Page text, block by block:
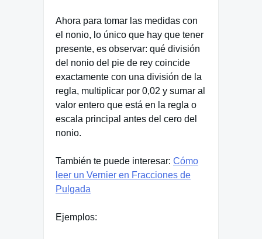
Ahora para tomar las medidas con
el nonio, lo único que hay que tener
presente, es observar: qué división
del nonio del pie de rey coincide
exactamente con una división de la
regla, multiplicar por 0,02 y sumar al
valor entero que está en la regla o
escala principal antes del cero del
nonio.
También te puede interesar: Cómo
leer un Vernier en Fracciones de
Pulgada
Ejemplos: